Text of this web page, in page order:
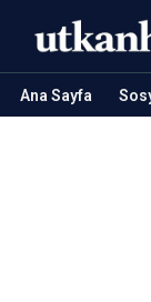
Ana Sayfa